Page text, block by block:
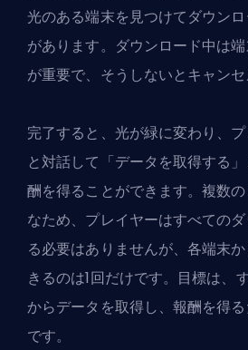
光のある端末を見つけてダウン
があります。ダウンロード中は
が重要で、そうしないとキャンセ
完了すると、光が緑に変わり、
と対話して「データを取得する
酬を得ることができます。複数
なため、プレイヤーはすべての
る必要はありませんが、各端末
きるのは1回だけです。目標は、
からデータを取得し、報酬を得
です。